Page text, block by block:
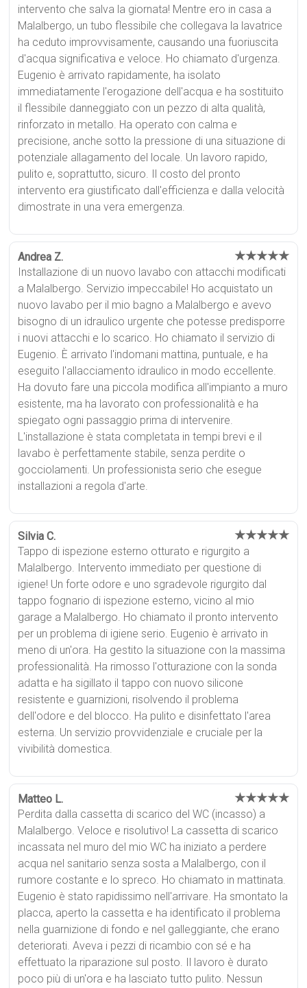
intervento che salva la giornata! Mentre ero in casa a
Malalbergo, un tubo flessibile che collegava la lavatrice
ha ceduto improvvisamente, causando una fuoriuscita
d'acqua significativa e veloce. Ho chiamato d'urgenza.
Eugenio è arrivato rapidamente, ha isolato
immediatamente l'erogazione dell'acqua e ha sostituito
il flessibile danneggiato con un pezzo di alta qualità,
rinforzato in metallo. Ha operato con calma e
precisione, anche sotto la pressione di una situazione di
potenziale allagamento del locale. Un lavoro rapido,
pulito e, soprattutto, sicuro. Il costo del pronto
intervento era giustificato dall'efficienza e dalla velocità
dimostrate in una vera emergenza.
Andrea Z. ★★★★★
Installazione di un nuovo lavabo con attacchi modificati
a Malalbergo. Servizio impeccabile! Ho acquistato un
nuovo lavabo per il mio bagno a Malalbergo e avevo
bisogno di un idraulico urgente che potesse predisporre
i nuovi attacchi e lo scarico. Ho chiamato il servizio di
Eugenio. È arrivato l'indomani mattina, puntuale, e ha
eseguito l'allacciamento idraulico in modo eccellente.
Ha dovuto fare una piccola modifica all'impianto a muro
esistente, ma ha lavorato con professionalità e ha
spiegato ogni passaggio prima di intervenire.
L'installazione è stata completata in tempi brevi e il
lavabo è perfettamente stabile, senza perdite o
gocciolamenti. Un professionista serio che esegue
installazioni a regola d'arte.
Silvia C. ★★★★★
Tappo di ispezione esterno otturato e rigurgito a
Malalbergo. Intervento immediato per questione di
igiene! Un forte odore e uno sgradevole rigurgito dal
tappo fognario di ispezione esterno, vicino al mio
garage a Malalbergo. Ho chiamato il pronto intervento
per un problema di igiene serio. Eugenio è arrivato in
meno di un'ora. Ha gestito la situazione con la massima
professionalità. Ha rimosso l'otturazione con la sonda
adatta e ha sigillato il tappo con nuovo silicone
resistente e guarnizioni, risolvendo il problema
dell'odore e del blocco. Ha pulito e disinfettato l'area
esterna. Un servizio provvidenziale e cruciale per la
vivibilità domestica.
Matteo L. ★★★★★
Perdita dalla cassetta di scarico del WC (incasso) a
Malalbergo. Veloce e risolutivo! La cassetta di scarico
incassata nel muro del mio WC ha iniziato a perdere
acqua nel sanitario senza sosta a Malalbergo, con il
rumore costante e lo spreco. Ho chiamato in mattinata.
Eugenio è stato rapidissimo nell'arrivare. Ha smontato la
placca, aperto la cassetta e ha identificato il problema
nella guarnizione di fondo e nel galleggiante, che erano
deteriorati. Aveva i pezzi di ricambio con sé e ha
effettuato la riparazione sul posto. Il lavoro è durato
poco più di un'ora e ha lasciato tutto pulito. Nessun